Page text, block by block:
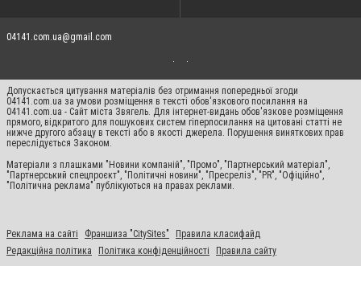
04141.com.ua@gmail.com
Допускається цитування матеріалів без отримання попередньої згоди
04141.com.ua за умови розміщення в тексті обов'язкового посилання на
04141.com.ua - Сайт міста Звягель. Для інтернет-видань обов'язкове розміщення
прямого, відкритого для пошукових систем гіперпосилання на цитовані статті не
нижче другого абзацу в тексті або в якості джерела. Порушення виняткових прав
переслідується Законом.
Матеріали з плашками "Новини компаній", "Промо", "Партнерський матеріал",
"Партнерський спецпроєкт", "Політичні новини", "Пресреліз", "PR", "Офіційно",
"Політична реклама" публікуються на правах реклами.
Реклама на сайті Франшиза "CitySites"
Правила класифайд
Редакційна політика
Політика конфіденційності Правила сайту